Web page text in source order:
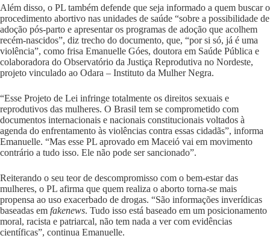
Além disso, o PL também defende que seja informado a quem buscar o
procedimento abortivo nas unidades de saúde “sobre a possibilidade de
adoção pós-parto e apresentar os programas de adoção que acolhem
recém-nascidos”, diz trecho do documento, que, “por si só, já é uma
violência”, como frisa Emanuelle Góes, doutora em Saúde Pública e
colaboradora do Observatório da Justiça Reprodutiva no Nordeste,
projeto vinculado ao Odara – Instituto da Mulher Negra.
“Esse Projeto de Lei infringe totalmente os direitos sexuais e
reprodutivos das mulheres. O Brasil tem se comprometido com
documentos internacionais e nacionais constitucionais voltados à
agenda do enfrentamento às violências contra essas cidadãs”, informa
Emanuelle. “Mas esse PL aprovado em Maceió vai em movimento
contrário a tudo isso. Ele não pode ser sancionado”.
Reiterando o seu teor de descompromisso com o bem-estar das
mulheres, o PL afirma que quem realiza o aborto torna-se mais
propensa ao uso exacerbado de drogas. “São informações inverídicas
baseadas em fakenews. Tudo isso está baseado em um posicionamento
moral, racista e patriarcal, não tem nada a ver com evidências
científicas”, continua Emanuelle.